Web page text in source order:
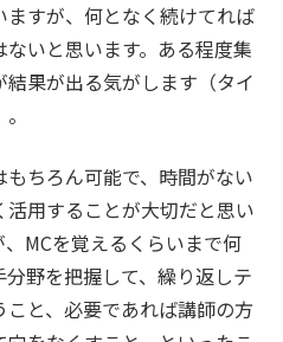
すが、何となく続けてれば
いと思います。ある程度集
果が出る気がします（タイ
ちろん可能で、時間がない
用することが大切だと思い
MCを覚えるくらいまで何
野を把握して、繰り返しテ
と、必要であれば講師の方